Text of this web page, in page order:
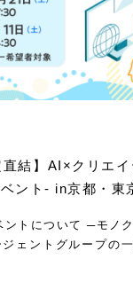
結】AI×クリエイ
ント- in京都・東
トについて ─モノ
ェントグループの